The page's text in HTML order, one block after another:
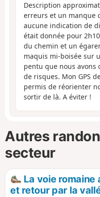
Description
erreurs et un manque
aucune indication de
était donnée pour
du chemin et un
maquis mi-boisée sur
pentu que nous avons
de risques. Mon GPS
permis de réorienter
sortir de là. A éviter !
Autres
secteur
La voie romaine
et retour par la